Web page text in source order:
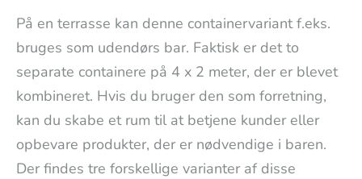
På en terrasse kan denne containervariant f.eks.
bruges som udendørs bar. Faktisk er det to
separate containere på 4 x 2 meter, der er blevet
kombineret. Hvis du bruger den som forretning,
kan du skabe et rum til at betjene kunder eller
opbevare produkter, der er nødvendige i baren.
Der findes tre forskellige varianter af disse